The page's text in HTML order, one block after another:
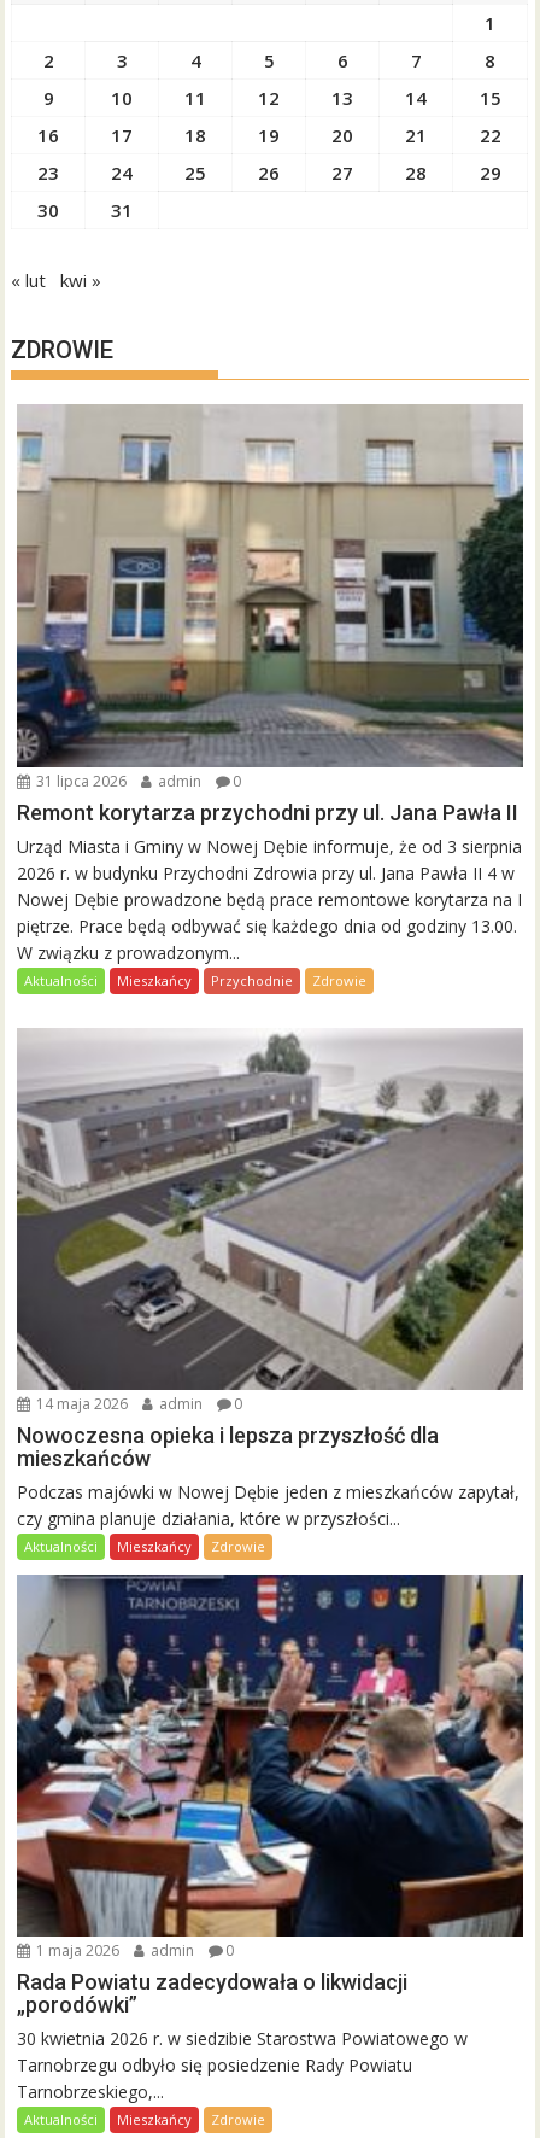
1
2
3 4 5 6 7
8
9
10 11 12 13 14
15
16
17 18 19 20 21
22
23
24 25 26 27 28
29
30
31
« lut kwi »
ZDROWIE
31 lipca 2026 admin 0
Remont korytarza przychodni przy ul. Jana Pawła II
Urząd Miasta i Gminy w Nowej Dębie informuje, że od 3 sierpnia
2026 r. w budynku Przychodni Zdrowia przy ul. Jana Pawła II 4 w
Nowej Dębie prowadzone będą prace remontowe korytarza na I
piętrze. Prace będą odbywać się każdego dnia od godziny 13.00.
W związku z prowadzonym...
Aktualności Mieszkańcy Przychodnie Zdrowie
14 maja 2026 admin 0
Nowoczesna opieka i lepsza przyszłość dla
mieszkańców
Podczas majówki w Nowej Dębie jeden z mieszkańców zapytał,
czy gmina planuje działania, które w przyszłości...
Aktualności Mieszkańcy Zdrowie
1 maja 2026 admin 0
Rada Powiatu zadecydowała o likwidacji
„porodówki”
30 kwietnia 2026 r. w siedzibie Starostwa Powiatowego w
Tarnobrzegu odbyło się posiedzenie Rady Powiatu
Tarnobrzeskiego,...
Aktualności Mieszkańcy Zdrowie